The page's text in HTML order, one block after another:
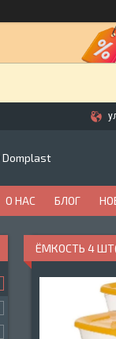
О НАС БЛОГ
ЁМКОСТЬ 4